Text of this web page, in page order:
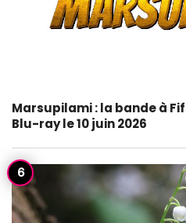
Marsupilami : la bande à
Blu-ray le 10 juin 2026